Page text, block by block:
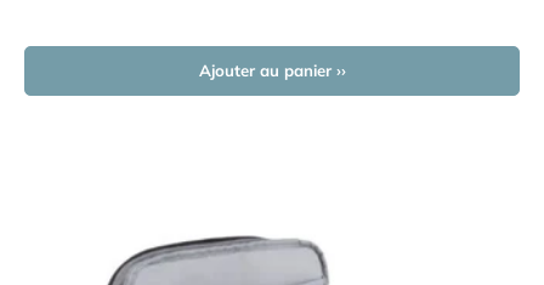
Ajouter au panier ››